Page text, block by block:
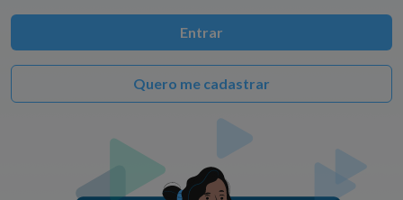
Entrar
Quero me cadastrar